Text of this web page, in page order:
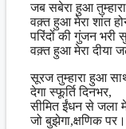
जब सबेरा हुआ
वक़्त हुआ मेरा शांत
परिंदों की गुंजन भरी
वक़्त हुआ मेरा दीया
सूरज तुम्हारा हुआ
देगा स्फूर्ति दिनभर,
सीमित ईंधन से जला
जो बुझेगा,क्षणिक पर।